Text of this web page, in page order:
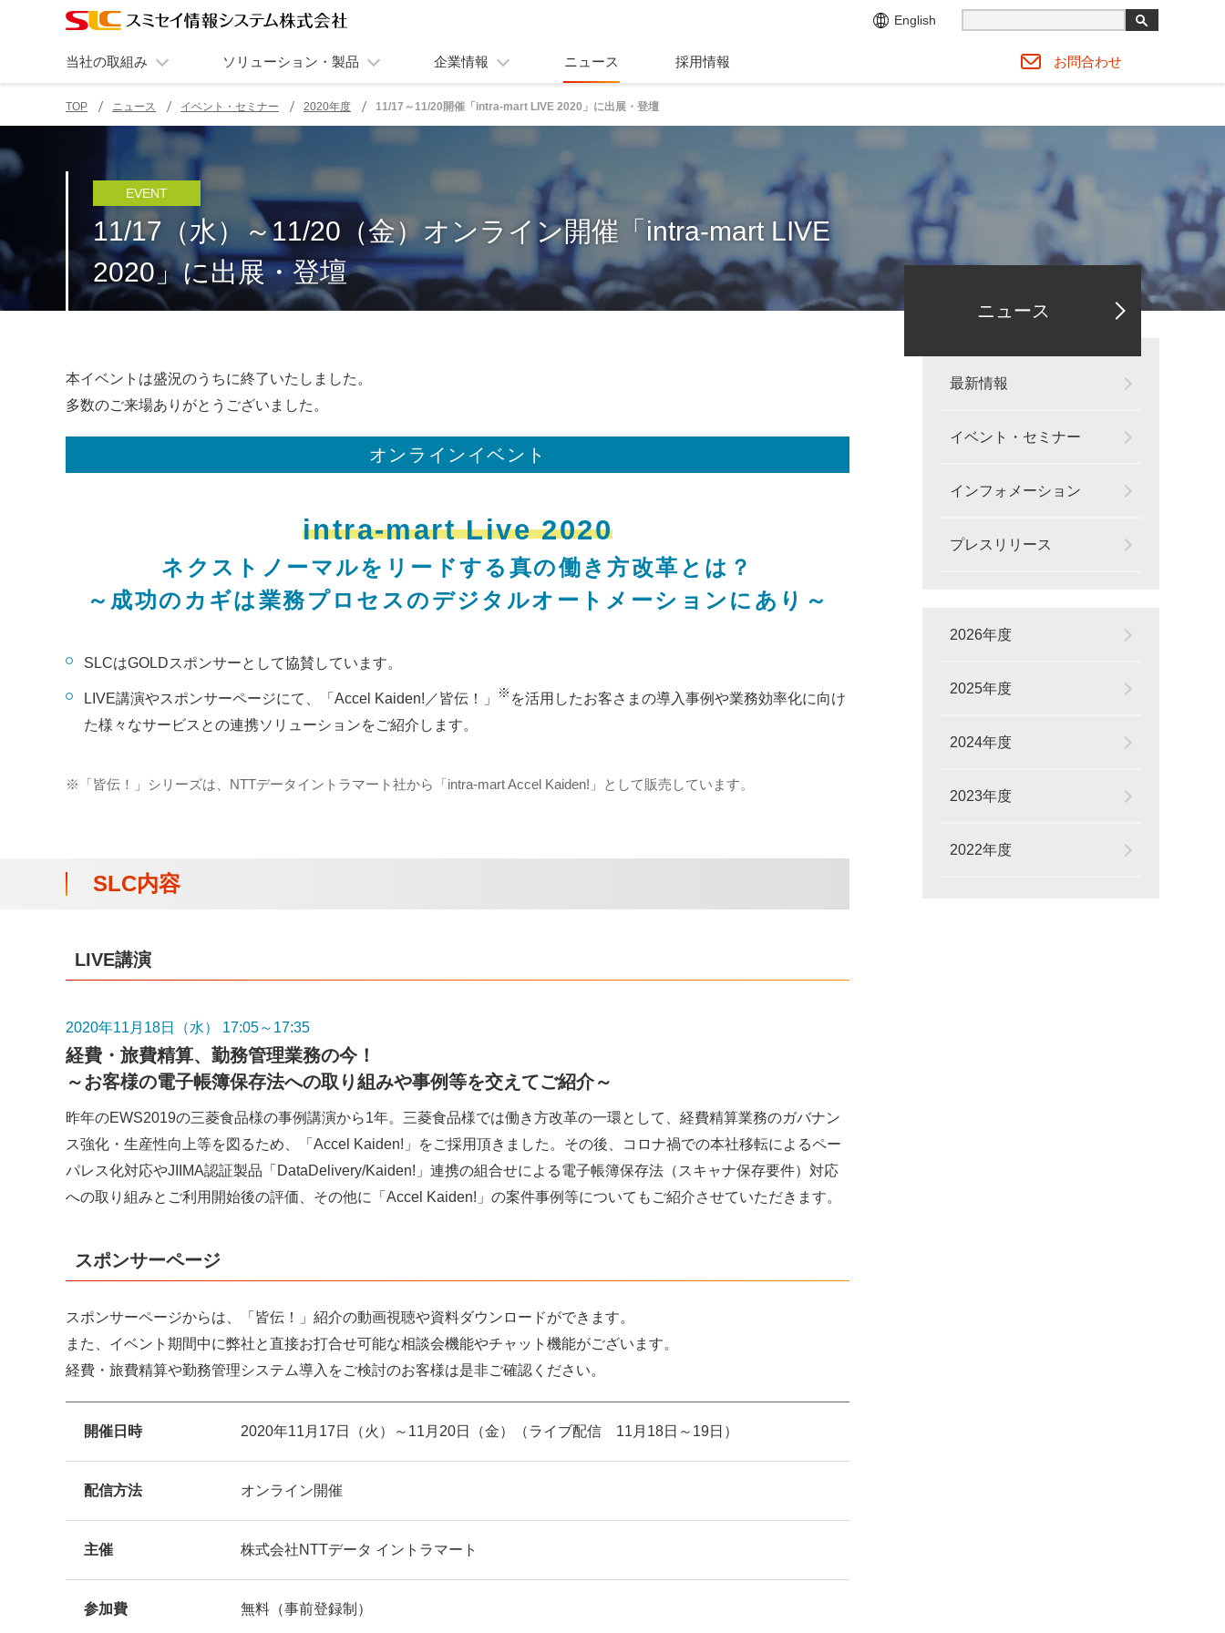
English
当社の取組み ソリューション・製品 企業情報 ニュース 採用情報 お問合わせ
ページの現在位置
TOP ニュース イベント・セミナー 2020年度 11/17～11/20開催「intra-mart LIVE 2020」に出展・登壇
11/17（水）～11/20（金）オンライン開催「intra-mart LIVE
2020」に出展・登壇
EVENT
本イベントは盛況のうちに終了いたしました。
多数のご来場ありがとうございました。
オンラインイベント
intra-mart Live 2020
ネクストノーマルをリードする真の働き方改革とは？
～成功のカギは業務プロセスのデジタルオートメーションにあり～
SLCはGOLDスポンサーとして協賛しています。
LIVE講演やスポンサーページにて、「Accel Kaiden!／皆伝！」 ※ を活用したお客さまの導入事例や業務効率化に向け
た様々なサービスとの連携ソリューションをご紹介します。
※ 「皆伝！」シリーズは、NTTデータイントラマート社から「intra-mart Accel Kaiden!」として販売しています。
SLC内容
LIVE講演
2020年11月18日（水） 17:05～17:35
経費・旅費精算、勤務管理業務の今！
～お客様の電子帳簿保存法への取り組みや事例等を交えてご紹介～
昨年のEWS2019の三菱食品様の事例講演から1年。三菱食品様では働き方改革の一環として、経費精算業務のガバナン
ス強化・生産性向上等を図るため、「Accel Kaiden!」をご採用頂きました。その後、コロナ禍での本社移転によるペー
パレス化対応やJIIMA認証製品「DataDelivery/Kaiden!」連携の組合せによる電子帳簿保存法（スキャナ保存要件）対応
への取り組みとご利用開始後の評価、その他に「Accel Kaiden!」の案件事例等についてもご紹介させていただきます。
スポンサーページ
スポンサーページからは、「皆伝！」紹介の動画視聴や資料ダウンロードができます。
また、イベント期間中に弊社と直接お打合せ可能な相談会機能やチャット機能がございます。
経費・旅費精算や勤務管理システム導入をご検討のお客様は是非ご確認ください。
開催日時 2020年11月17日（火）～11月20日（金）（ライブ配信 11月18日～19日）
配信方法 オンライン開催
主催 株式会社NTTデータ イントラマート
参加費 無料（事前登録制）
ニュース
最新情報
イベント・セミナー
インフォメーション
プレスリリース
2026年度
2025年度
2024年度
2023年度
2022年度